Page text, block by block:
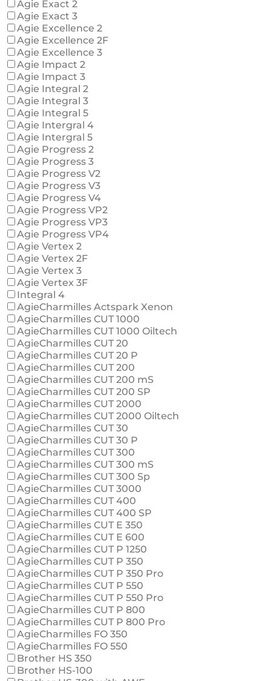
Agie Exact 2
Agie Exact 3
Agie Excellence 2
Agie Excellence 2F
Agie Excellence 3
Agie Impact 2
Agie Impact 3
Agie Integral 2
Agie Integral 3
Agie Integral 5
Agie Intergral 4
Agie Intergral 5
Agie Progress 2
Agie Progress 3
Agie Progress V2
Agie Progress V3
Agie Progress V4
Agie Progress VP2
Agie Progress VP3
Agie Progress VP4
Agie Vertex 2
Agie Vertex 2F
Agie Vertex 3
Agie Vertex 3F
Integral 4
AgieCharmilles Actspark Xenon
AgieCharmilles CUT 1000
AgieCharmilles CUT 1000 Oiltech
AgieCharmilles CUT 20
AgieCharmilles CUT 20 P
AgieCharmilles CUT 200
AgieCharmilles CUT 200 mS
AgieCharmilles CUT 200 SP
AgieCharmilles CUT 2000
AgieCharmilles CUT 2000 Oiltech
AgieCharmilles CUT 30
AgieCharmilles CUT 30 P
AgieCharmilles CUT 300
AgieCharmilles CUT 300 mS
AgieCharmilles CUT 300 Sp
AgieCharmilles CUT 3000
AgieCharmilles CUT 400
AgieCharmilles CUT 400 SP
AgieCharmilles CUT E 350
AgieCharmilles CUT E 600
AgieCharmilles CUT P 1250
AgieCharmilles CUT P 350
AgieCharmilles CUT P 350 Pro
AgieCharmilles CUT P 550
AgieCharmilles CUT P 550 Pro
AgieCharmilles CUT P 800
AgieCharmilles CUT P 800 Pro
AgieCharmilles FO 350
AgieCharmilles FO 550
Brother HS 350
Brother HS-100